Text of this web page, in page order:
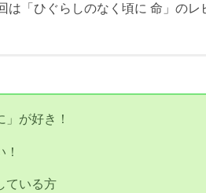
は「ひぐらしのなく頃に 命」のレ
が好き！
ている方